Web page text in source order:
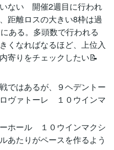
ない 開催2週目に行われ
距離ロスの大きい8枠は過
ある。多頭数で行われる
くなればなるほど、上位入
寄りをチェックしたい📝
ではあるが、９ヘデントー
ヴァトーレ １０ウインマ
ホール １０ウインマクシ
たりがペースを作るよう